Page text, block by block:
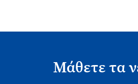
Μάθετε τα